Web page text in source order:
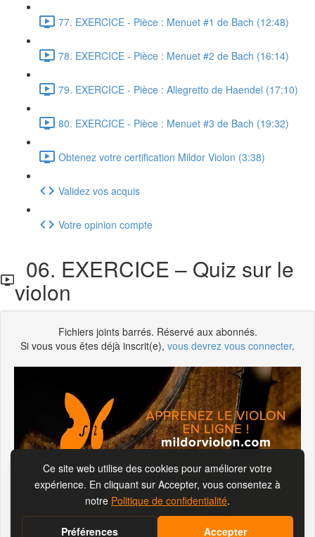
77. EXERCICE - Pièce : Menuet #1 de Bach (12:48)
78. EXERCICE - Pièce : Menuet #2 de Bach (16:14)
79. EXERCICE - Pièce : Allegretto de Haendel (17:10)
80. EXERCICE - Pièce : Menuet #3 de Bach (19:32)
Obtenez votre certification Mildor Violon (3:38)
Validez vos acquis
Votre opinion compte
06. EXERCICE – Quiz sur le
violon
Fichiers joints barrés. Réservé aux abonnés.
Si vous vous êtes déjà inscrit(e), vous devrez vous connecter.
S'abonner pour visionner